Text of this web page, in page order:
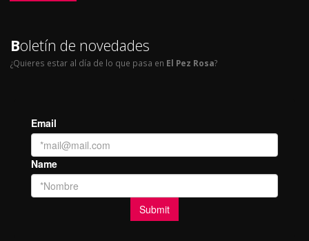
Boletín de novedades
¿Quieres estar al día de lo que pasa en El Pez Rosa?